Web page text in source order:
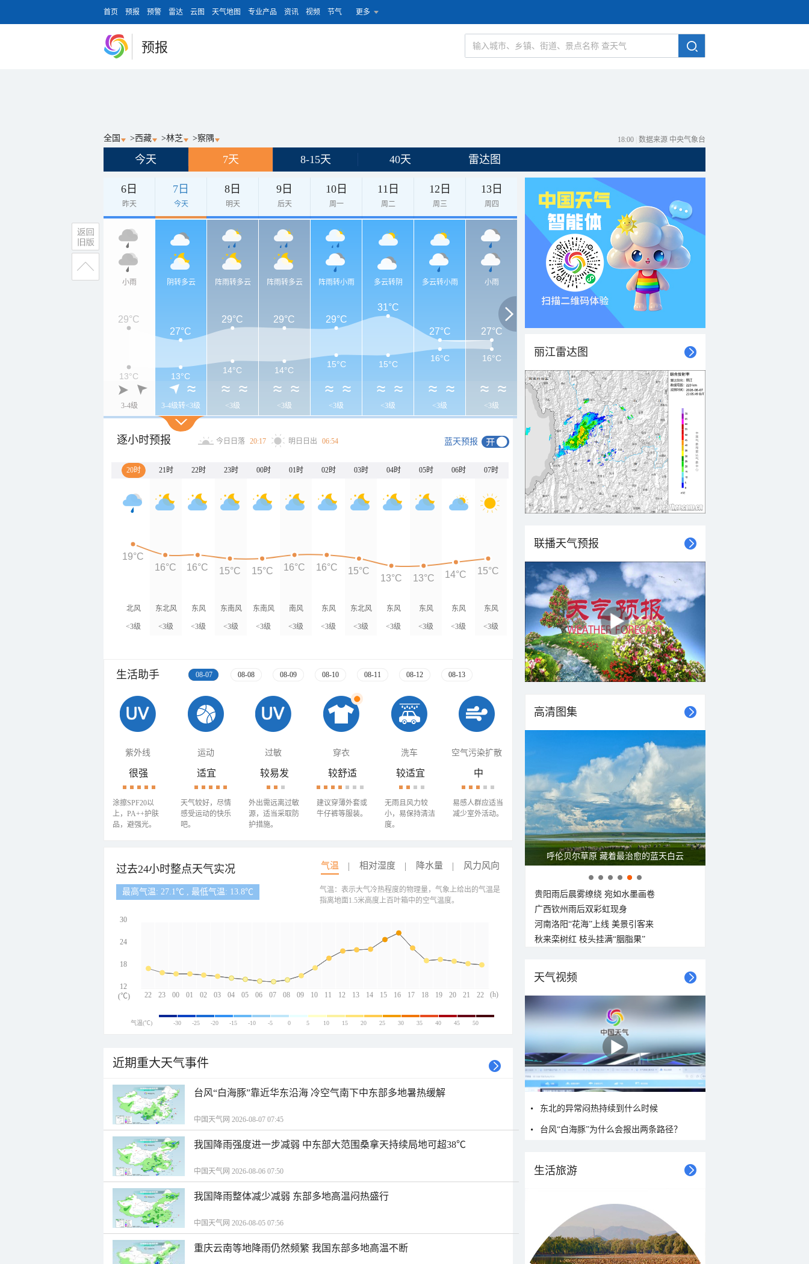
首页 预报 预警 雷达 云图 天气地图 专业产品 资讯 视频 节气 更多
预报
全国 >西藏 >林芝 >察隅 18:00 数据来源 中央气象台
今天 7天 8-15天 40天 雷达图
6日
昨天
7日
今天
8日
明天
9日
后天
10日
周一
11日
周二
12日
周三
13日
周四
小雨
3-4级
阴转多云
3-4级转<3级
阵雨转多云
<3级
阵雨转多云
<3级
阵雨转小雨
<3级
多云转阴
<3级
多云转小雨
<3级
小雨
<3级
29°C
27°C
29°C 29°C 29°C
31°C
27°C 27°C
13°C 13°C
14°C 14°C
15°C 15°C
16°C 16°C
逐小时预报 今日日落 20:17 明日日出 06:54 蓝天预报
20时 21时 22时 23时 00时 01时 02时 03时 04时 05时 06时 07时
北风
<3级
东北风
<3级
东风
<3级
东南风
<3级
东南风
<3级
南风
<3级
东风
<3级
东北风
<3级
东风
<3级
东风
<3级
东风
<3级
东风
<3级
19°C
16°C
16°C 15°C 15°C 16°C 16°C 15°C
13°C 13°C 14°C 15°C
生活助手 08-07 08-08 08-09 08-10 08-11 08-12 08-13
紫外线 运动 过敏 穿衣 洗车 空气污染扩散
很强
涂擦SPF20以
上，PA++护肤
品，避强光。
适宜
天气较好，尽情
感受运动的快乐
吧。
较易发
外出需远离过敏
源，适当采取防
护措施。
较舒适
建议穿薄外套或
牛仔裤等服装。
较适宜
无雨且风力较
小，易保持清洁
度。
中
易感人群应适当
减少室外活动。
过去24小时整点天气实况 气温 相对湿度 降水量 风力风向
最高气温: 27.1℃ , 最低气温: 13.8℃
22 23 00 01 02 03 04 05 06 07 08 09 10 11 12 13 14 15 16 17 18 19 20 21 22
30
24
18
12
(h)
(℃)
气温：表示大气冷热程度的物理量，气象上给出的气温是
指离地面1.5米高度上百叶箱中的空气温度。
气温(℃) -30 -25 -20 -15 -10 -5 0 5 10 15 20 25 30 35 40 45 50
近期重大天气事件
台风“白海豚”靠近华东沿海 冷空气南下中东部多地暑热缓解
中国天气网 2026-08-07 07:45
我国降雨强度进一步减弱 中东部大范围桑拿天持续局地可超38℃
中国天气网 2026-08-06 07:50
我国降雨整体减少减弱 东部多地高温闷热盛行
中国天气网 2026-08-05 07:56
重庆云南等地降雨仍然频繁 我国东部多地高温不断
丽江雷达图
联播天气预报
高清图集
呼伦贝尔草原 藏着最治愈的蓝天白云
贵阳雨后晨雾缭绕 宛如水墨画卷
广西钦州雨后双彩虹现身
河南洛阳“花海”上线 美景引客来
秋来栾树红 枝头挂满“胭脂果”
天气视频
东北的异常闷热持续到什么时候
台风“白海豚”为什么会报出两条路径？
生活旅游